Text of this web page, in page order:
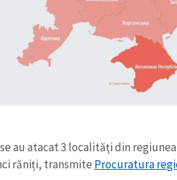
au atacat 3 localități din
răniți, transmite Procuratura
MEA
+ Adaugă titlu
Link media + Link media